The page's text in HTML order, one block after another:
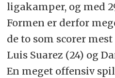
ligakamper, og med
Formen er derfor
de to som scorer
Luis Suarez (24) og
En meget offensiv